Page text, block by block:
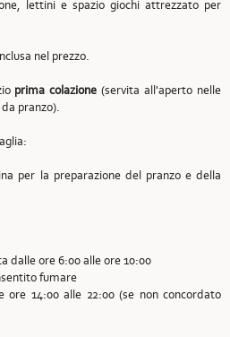
lettini e spazio giochi attrezzato per
nel prezzo.
prima colazione (servita all'aperto nelle
pranzo).
per la preparazione del pranzo e della
dalle ore 6:00 alle ore 10:00
fumare
14:00 alle 22:00 (se non concordato